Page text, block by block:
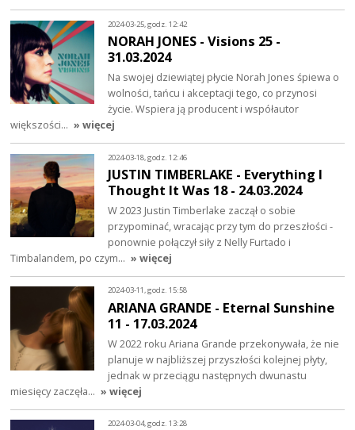
2024-03-25, godz. 12:42
NORAH JONES - Visions 25 -
31.03.2024
Na swojej dziewiątej płycie Norah Jones śpiewa o
wolności, tańcu i akceptacji tego, co przynosi
życie. Wspiera ją producent i współautor
większości… » więcej
2024-03-18, godz. 12:46
JUSTIN TIMBERLAKE - Everything I
Thought It Was 18 - 24.03.2024
W 2023 Justin Timberlake zaczął o sobie
przypominać, wracając przy tym do przeszłości -
ponownie połączył siły z Nelly Furtado i
Timbalandem, po czym… » więcej
2024-03-11, godz. 15:58
ARIANA GRANDE - Eternal Sunshine
11 - 17.03.2024
W 2022 roku Ariana Grande przekonywała, że nie
planuje w najbliższej przyszłości kolejnej płyty,
jednak w przeciągu następnych dwunastu
miesięcy zaczęła… » więcej
2024-03-04, godz. 13:28